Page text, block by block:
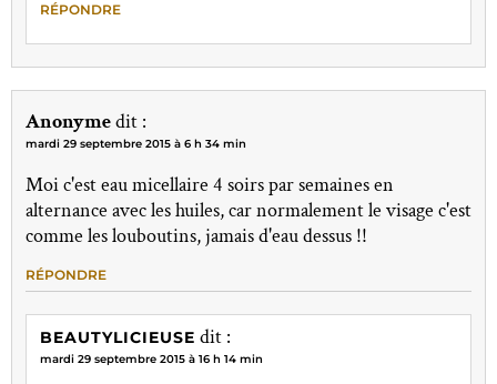
RÉPONDRE
Anonymedit :
mardi 29 septembre 2015 à 6 h 34 min
Moi c'est eau micellaire 4 soirs par semaines en
alternance avec les huiles, car normalement le visage c'est
comme les louboutins, jamais d'eau dessus !!
RÉPONDRE
BEAUTYLICIEUSE dit :
mardi 29 septembre 2015 à 16 h 14 min